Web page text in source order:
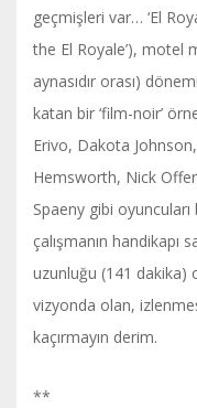
geçmişleri var… ‘El
the El Royale’), motel
aynasıdır orası)
katan bir ‘film-noir’
Erivo, Dakota
Hemsworth, Nick
Spaeny gibi oyuncuları
çalışmanın handikapı
uzunluğu (141 dakika)
vizyonda olan,
kaçırmayın derim.
**